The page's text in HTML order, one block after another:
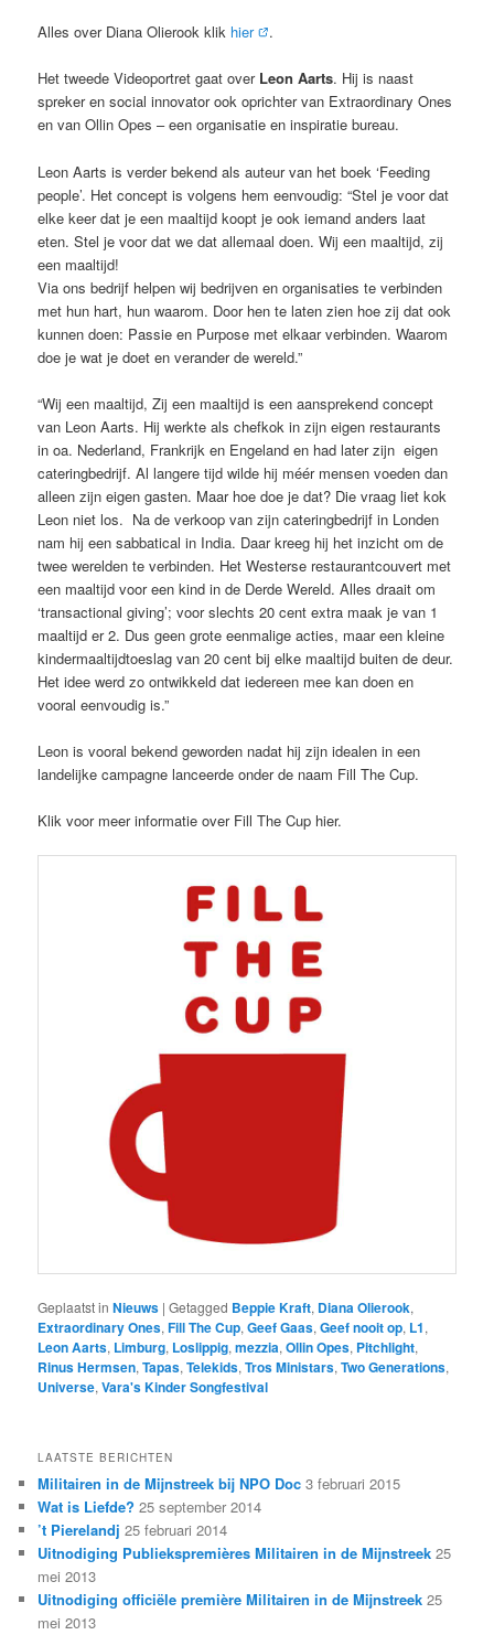
Alles over Diana Olierook klik hier .
Het tweede Videoportret gaat over Leon Aarts. Hij is naast
spreker en social innovator ook oprichter van Extraordinary Ones
en van Ollin Opes – een organisatie en inspiratie bureau.
Leon Aarts is verder bekend als auteur van het boek ‘Feeding
people’. Het concept is volgens hem eenvoudig: “Stel je voor dat
elke keer dat je een maaltijd koopt je ook iemand anders laat
eten. Stel je voor dat we dat allemaal doen. Wij een maaltijd, zij
een maaltijd!
Via ons bedrijf helpen wij bedrijven en organisaties te verbinden
met hun hart, hun waarom. Door hen te laten zien hoe zij dat ook
kunnen doen: Passie en Purpose met elkaar verbinden. Waarom
doe je wat je doet en verander de wereld.”
“Wij een maaltijd, Zij een maaltijd is een aansprekend concept
van Leon Aarts. Hij werkte als chefkok in zijn eigen restaurants
in oa. Nederland, Frankrijk en Engeland en had later zijn eigen
cateringbedrijf. Al langere tijd wilde hij méér mensen voeden dan
alleen zijn eigen gasten. Maar hoe doe je dat? Die vraag liet kok
Leon niet los. Na de verkoop van zijn cateringbedrijf in Londen
nam hij een sabbatical in India. Daar kreeg hij het inzicht om de
twee werelden te verbinden. Het Westerse restaurantcouvert met
een maaltijd voor een kind in de Derde Wereld. Alles draait om
‘transactional giving’; voor slechts 20 cent extra maak je van 1
maaltijd er 2. Dus geen grote eenmalige acties, maar een kleine
kindermaaltijdtoeslag van 20 cent bij elke maaltijd buiten de deur.
Het idee werd zo ontwikkeld dat iedereen mee kan doen en
vooral eenvoudig is.”
Leon is vooral bekend geworden nadat hij zijn idealen in een
landelijke campagne lanceerde onder de naam Fill The Cup.
Klik voor meer informatie over Fill The Cup hier.
Geplaatst in Nieuws |Getagged Beppie Kraft, Diana Olierook,
Extraordinary Ones,Fill The Cup,Geef Gaas,Geef nooit op, L1,
Leon Aarts, Limburg, Loslippig,mezzia,Ollin Opes, Pitchlight,
Rinus Hermsen,Tapas,Telekids,Tros Ministars,Two Generations,
Universe,Vara's Kinder Songfestival
LAATSTE BERICHTEN
Militairen in de Mijnstreek bij NPO Doc 3 februari 2015
Wat is Liefde? 25 september 2014
’t Pierelandj 25 februari 2014
Uitnodiging Publiekspremières Militairen in de Mijnstreek 25
mei 2013
Uitnodiging officiële première Militairen in de Mijnstreek 25
mei 2013